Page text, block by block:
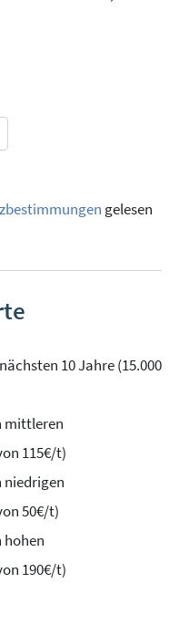
gelesen
10 Jahre (15.000
mittleren
115€/t)
niedrigen
50€/t)
hohen
190€/t)